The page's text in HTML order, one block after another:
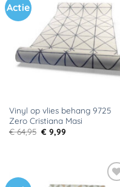
Actie
Toevoegen
aan
verlanglijst
Vinyl op vlies behang 9725
Zero Cristiana Masi
€64,95 Oorspronkelijke
prijs
€ 9,99Huidige